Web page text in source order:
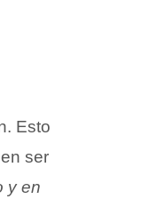
Esto
ser
y en